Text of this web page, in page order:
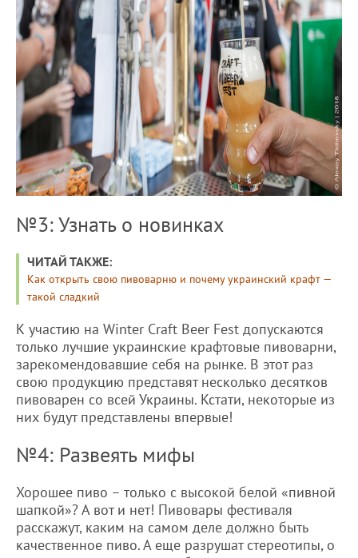
№3: Узнать о новинках
ЧИТАЙ ТАКЖЕ:
Как открыть свою пивоварню и почему украинский крафт —
такой сладкий
К участию на Winter Craft Beer Fest допускаются
только лучшие украинские крафтовые пивоварни,
зарекомендовавшие себя на рынке. В этот раз
свою продукцию представят несколько десятков
пивоварен со всей Украины. Кстати, некоторые из
них будут представлены впервые!
№4: Развеять мифы
Хорошее пиво – только с высокой белой «пивной
шапкой»? А вот и нет! Пивовары фестиваля
расскажут, каким на самом деле должно быть
качественное пиво. А еще разрушат стереотипы, о